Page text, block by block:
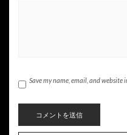
Save my name, email, and